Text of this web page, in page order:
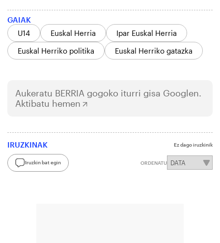
GAIAK
U14
Euskal Herria
Ipar Euskal Herria
Euskal Herriko politika
Euskal Herriko gatazka
Aukeratu BERRIA gogoko iturri gisa Googlen.
Aktibatu hemen
IRUZKINAK Ez dago iruzkinik
Iruzkin bat egin ORDENATU